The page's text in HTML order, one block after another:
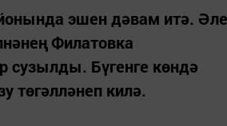
эшен дәвам итә. Әле
Филатовка
сузылды. Бүгенге көндә
төгәлләнеп килә.